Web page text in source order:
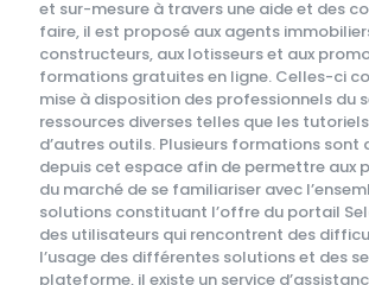
et sur-mesure à travers une aide et des
faire, il est proposé aux agents
constructeurs, aux lotisseurs et aux
formations gratuites en ligne. Celles-ci
mise à disposition des professionnels du
ressources diverses telles que les
d’autres outils. Plusieurs formations sont
depuis cet espace afin de permettre aux
du marché de se familiariser avec
solutions constituant l’offre du portail
des utilisateurs qui rencontrent des
l’usage des différentes solutions et des
plateforme, il existe un service